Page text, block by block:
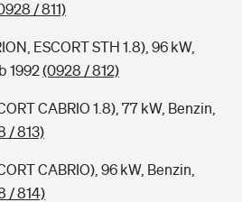
/ 811)
ESCORT STH 1.8), 96 kW,
1992(0928 / 812)
CABRIO 1.8), 77 kW, Benzin,
/ 813)
CABRIO), 96 kW, Benzin,
/ 814)